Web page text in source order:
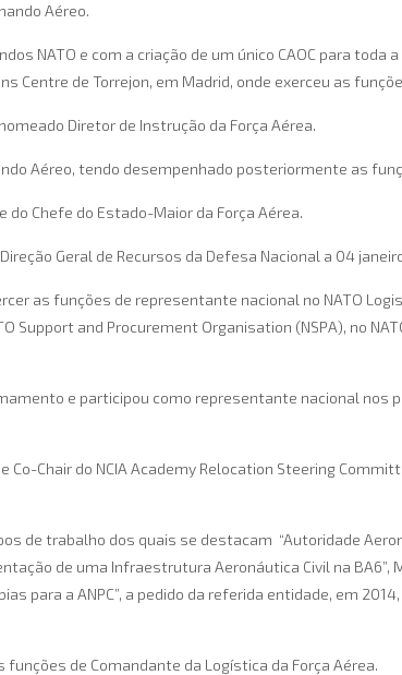
Aéreo.
NATO e com a criação de um único CAOC para toda
Centre de Torrejon, em Madrid, onde exerceu as
Diretor de Instrução da Força Aérea.
Aéreo, tendo desempenhado posteriormente as
do Chefe do Estado-Maior da Força Aérea.
Geral de Recursos da Defesa Nacional a 04
as funções de representante nacional no NATO
Support and Procurement Organisation (NSPA), no
e participou como representante nacional nos
Chair do NCIA Academy Relocation Steering
de trabalho dos quais se destacam “Autoridade
de uma Infraestrutura Aeronáutica Civil na BA6”,
para a ANPC”, a pedido da referida entidade, em
de Comandante da Logística da Força Aérea.